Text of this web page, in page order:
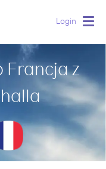
Login
Francja z